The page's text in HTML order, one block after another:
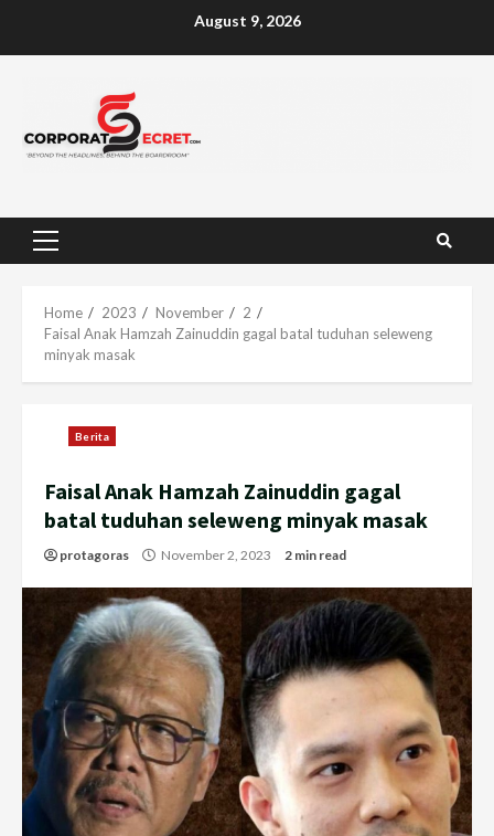
August 9, 2026
Primary
Home 2023 November
2
Faisal Anak Hamzah Zainuddin gagal batal tuduhan seleweng
minyak masak
Berita
Faisal Anak Hamzah Zainuddin gagal
batal tuduhan seleweng minyak masak
protagoras November 2, 2023 2 min read